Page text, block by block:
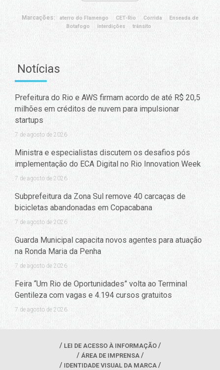
Marcações: aterro do Flamengo CET-Rio Corrida
Enseada de
Botafogo
interdições trânsito
Notícias
Prefeitura do Rio e AWS firmam acordo de até R$ 20,5
milhões em créditos de nuvem para impulsionar
startups
7 de agosto de 2026
Ministra e especialistas discutem os desafios pós
implementação do ECA Digital no Rio Innovation Week
7 de agosto de 2026
Subprefeitura da Zona Sul remove 40 carcaças de
bicicletas abandonadas em Copacabana
7 de agosto de 2026
Guarda Municipal capacita novos agentes para atuação
na Ronda Maria da Penha
7 de agosto de 2026
Feira “Um Rio de Oportunidades” volta ao Terminal
Gentileza com vagas e 4.194 cursos gratuitos
7 de agosto de 2026
LEI DE ACESSO À INFORMAÇÃO
ÁREA DE IMPRENSA
IDENTIDADE VISUAL DA MARCA